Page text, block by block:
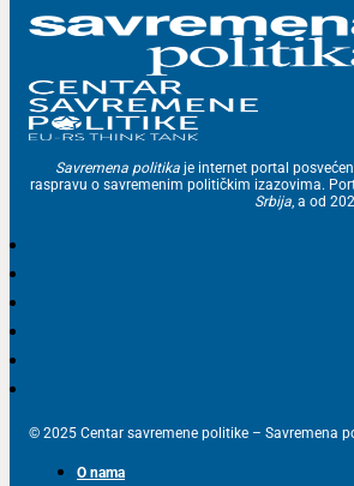
Savremena politika je internet portal
raspravu o savremenim političkim izazovima.
Srbija, a od
© 2025 Centar savremene politike – Savremena
O nama